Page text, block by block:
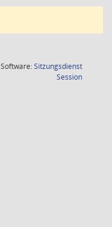
Software:Sitzungsdienst
Session(Wird in